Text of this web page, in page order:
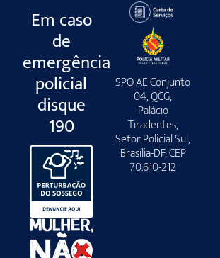
Em caso
de
emergência
policial
disque
190
SPO AE Conjunto
04, QCG,
Palácio
Tiradentes,
Setor Policial Sul,
Brasília-DF, CEP
70.610-212